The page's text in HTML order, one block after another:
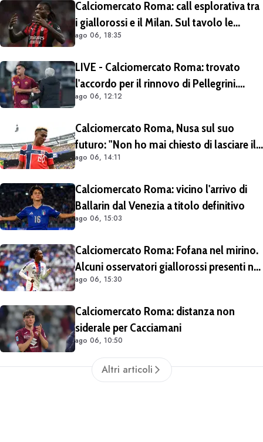
Calciomercato Roma: call esplorativa tra
i giallorossi e il Milan. Sul tavolo le
situazioni di Leao e Soulé
ago 06, 18:35
LIVE - Calciomercato Roma: trovato
l'accordo per il rinnovo di Pellegrini.
Prolungamento di un solo anno
ago 06, 12:12
Calciomercato Roma, Nusa sul suo
futuro: "Non ho mai chiesto di lasciare il
Lipsia". Giallorossi ancora al lavoro
ago 06, 14:11
Calciomercato Roma: vicino l'arrivo di
Ballarin dal Venezia a titolo definitivo
ago 06, 15:03
Calciomercato Roma: Fofana nel mirino.
Alcuni osservatori giallorossi presenti nel
match di Champions con il Lione
ago 06, 15:30
Calciomercato Roma: distanza non
siderale per Cacciamani
ago 06, 10:50
Altri articoli